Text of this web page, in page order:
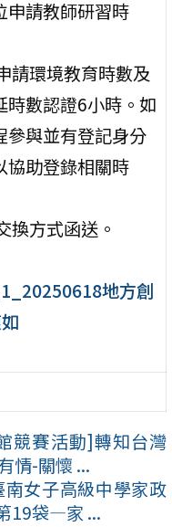
申請教師研習時
請環境教育時數及
時數認證6小時。如
參與並有登記身分
協助登錄相關時
換方式函送。
地方創
競賽活動]轉知台灣
情-關懷 ...
南女子高級中學家政
19袋—家 ...